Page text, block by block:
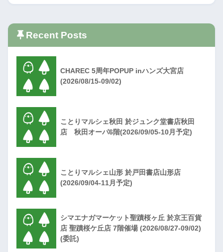
Recent Posts
CHAREC 5周年POPUP inハンズ大宮店
(2026/08/15-09/02)
ことりマルシェ秋田 於ジュンク堂書店秋田
店 秋田オーパ6階(2026/09/05-10月予定)
ことりマルシェ山形 於戸田書店山形店
(2026/09/04-11月予定)
シマエナガマーケット聖蹟桜ヶ丘 於京王百貨
店 聖蹟桜ケ丘店 7階催場 (2026/08/27-09/02)
(委託)